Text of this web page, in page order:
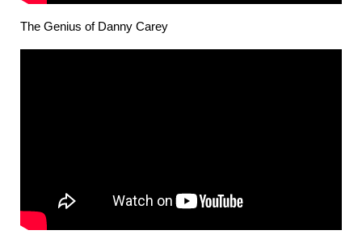
The Genius of Danny Carey